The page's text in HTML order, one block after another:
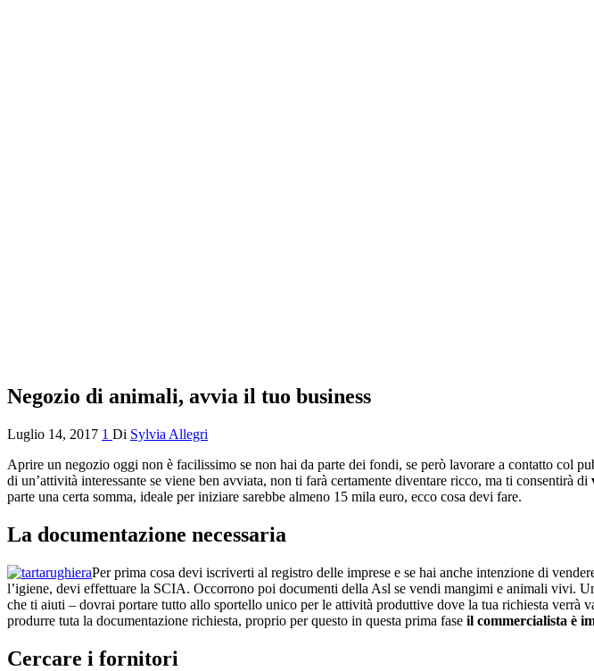
Negozio di animali, avvia il tuo business
Luglio 14, 2017 1 Di Sylvia Allegri
Aprire un negozio oggi non è facilissimo se non hai da parte dei fondi, se però lavorare a contatto col
di un’attività interessante se viene ben avviata, non ti farà certamente diventare ricco, ma ti consentirà di
parte una certa somma, ideale per iniziare sarebbe almeno 15 mila euro, ecco cosa devi fare.
La documentazione necessaria
Per prima cosa devi iscriverti al registro delle imprese e se hai anche intenzione di
l’igiene, devi effettuare la SCIA. Occorrono poi documenti della Asl se vendi mangimi e animali vivi.
che ti aiuti – dovrai portare tutto allo sportello unico per le attività produttive dove la tua richiesta
produrre tuta la documentazione richiesta, proprio per questo in questa prima fase il commercialista è
Cercare i fornitori